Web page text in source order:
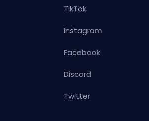
TikTok
Instagram
Facebook
Discord
Twitter